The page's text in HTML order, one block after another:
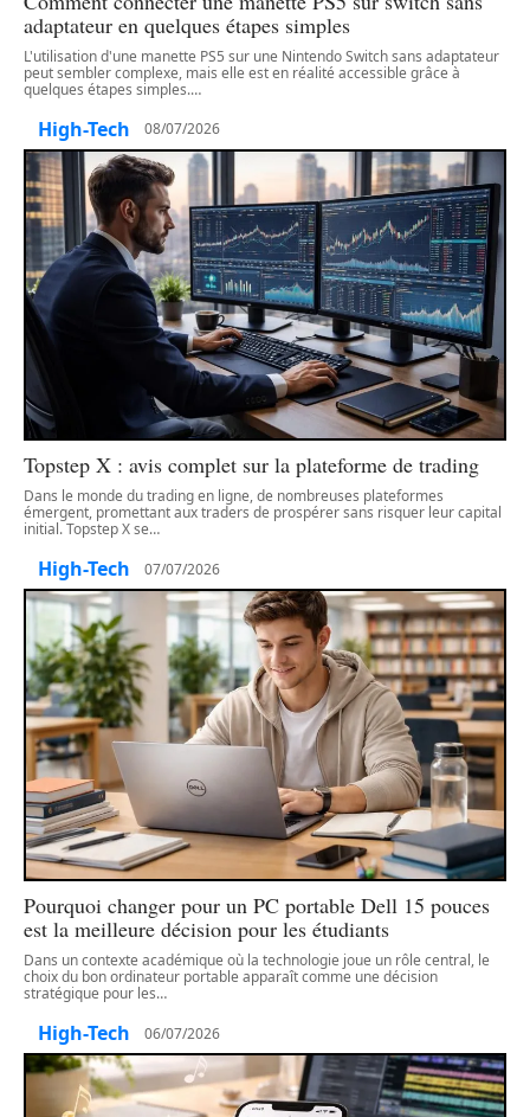
adaptateur en quelques étapes simples
L'utilisation d'une manette PS5 sur une Nintendo Switch sans adaptateur
peut sembler complexe, mais elle est en réalité accessible grâce à
quelques étapes simples.…
High-Tech 08/07/2026
Topstep X : avis complet sur la plateforme de trading
Dans le monde du trading en ligne, de nombreuses plateformes
émergent, promettant aux traders de prospérer sans risquer leur capital
initial. Topstep X se…
High-Tech 07/07/2026
Pourquoi changer pour un PC portable Dell 15 pouces
est la meilleure décision pour les étudiants
Dans un contexte académique où la technologie joue un rôle central, le
choix du bon ordinateur portable apparaît comme une décision
stratégique pour les…
High-Tech 06/07/2026